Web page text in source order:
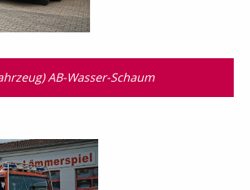
AB-Wasser-Schaum